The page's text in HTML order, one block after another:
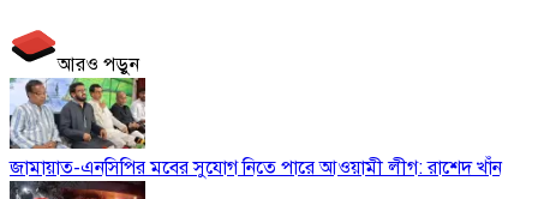
আরও পড়ুন
জামায়াত-এনসিপির মবের সুযোগ নিতে পারে আওয়ামী লীগ: রাশেদ খাঁন